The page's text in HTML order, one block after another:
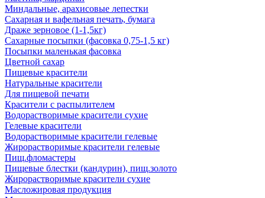
Миндальные, арахисовые лепестки
Сахарная и вафельная печать, бумага
Драже зерновое (1-1,5кг)
Сахарные посыпки (фасовка 0,75-1,5 кг)
Посыпки маленькая фасовка
Цветной сахар
Пищевые красители
Натуральные красители
Для пищевой печати
Красители с распылителем
Водорастворимые красители сухие
Гелевые красители
Водорастворимые красители гелевые
Жирорастворимые красители гелевые
Пищ.фломастеры
Пищевые блестки (кандурин), пищ.золото
Жирорастворимые красители сухие
Масложировая продукция